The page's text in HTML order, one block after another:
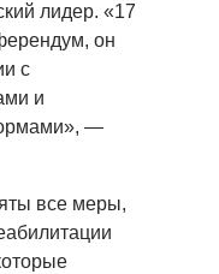
лидер. «17
он
с
и
—
все меры,